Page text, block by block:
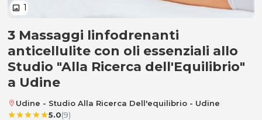
image 1
3 Massaggi linfodrenanti
3 Massaggi linfodrenanti
anticellulite con oli essenziali allo
Studio "Alla Ricerca dell'Equilibrio"
a Udine
location_on Udine - Studio Alla Ricerca Dell'equilibrio - Udine
starstarstarstarstar5.0(9)